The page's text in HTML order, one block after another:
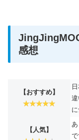
感想
【おすすめ】
【人気】